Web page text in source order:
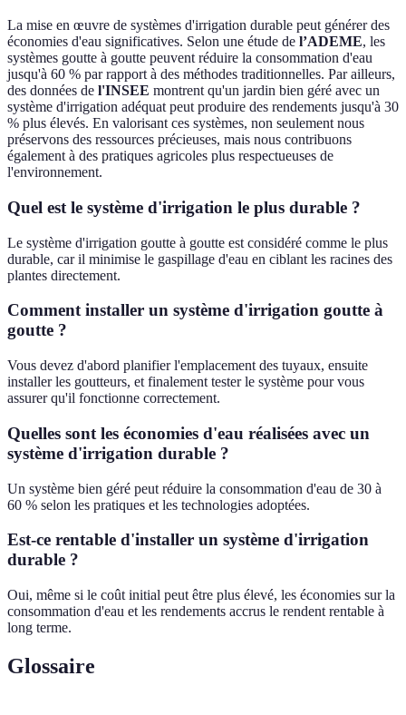
La mise en œuvre de systèmes d'irrigation durable peut générer des
économies d'eau significatives. Selon une étude de l’ADEME, les
systèmes goutte à goutte peuvent réduire la consommation d'eau
jusqu'à 60 % par rapport à des méthodes traditionnelles. Par ailleurs,
des données de l'INSEE montrent qu'un jardin bien géré avec un
système d'irrigation adéquat peut produire des rendements jusqu'à 30
% plus élevés. En valorisant ces systèmes, non seulement nous
préservons des ressources précieuses, mais nous contribuons
également à des pratiques agricoles plus respectueuses de
l'environnement.
Quel est le système d'irrigation le plus durable ?
Le système d'irrigation goutte à goutte est considéré comme le plus
durable, car il minimise le gaspillage d'eau en ciblant les racines des
plantes directement.
Comment installer un système d'irrigation goutte à
goutte ?
Vous devez d'abord planifier l'emplacement des tuyaux, ensuite
installer les goutteurs, et finalement tester le système pour vous
assurer qu'il fonctionne correctement.
Quelles sont les économies d'eau réalisées avec un
système d'irrigation durable ?
Un système bien géré peut réduire la consommation d'eau de 30 à
60 % selon les pratiques et les technologies adoptées.
Est-ce rentable d'installer un système d'irrigation
durable ?
Oui, même si le coût initial peut être plus élevé, les économies sur la
consommation d'eau et les rendements accrus le rendent rentable à
long terme.
Glossaire